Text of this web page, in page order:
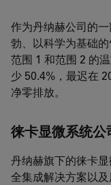
作为丹纳赫公司的
勃、以科学为基础
范围 1 和范围 2 的
少 50.4%，最迟在
净零排放。
徕卡显微系统公
丹纳赫旗下的徕卡
全集成解决方案以